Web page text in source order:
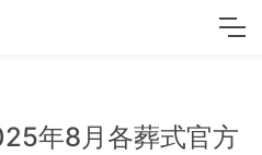
年8月各葬式官方